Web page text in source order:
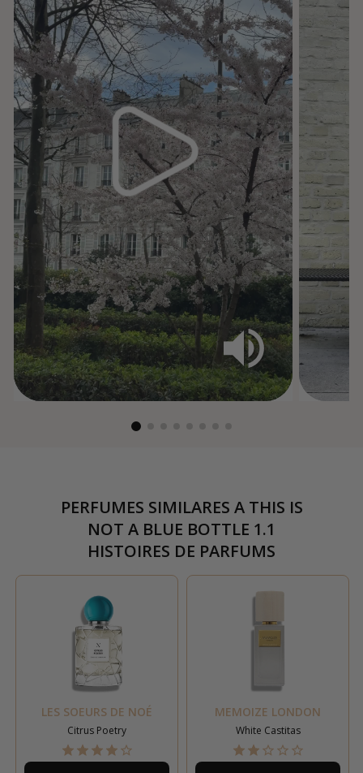
PERFUMES SIMILARES ATHIS IS
NOT A BLUE BOTTLE 1.1
HISTOIRES DE PARFUMS
LES SOEURS DE NOÉ
Citrus Poetry
MEMOIZE LONDON
White Castitas